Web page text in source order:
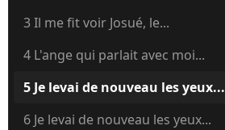
3 Il me fit voir Josué, le...
4 L'ange qui parlait avec moi...
5 Je levai de nouveau les yeux...
6 Je levai de nouveau les yeux...